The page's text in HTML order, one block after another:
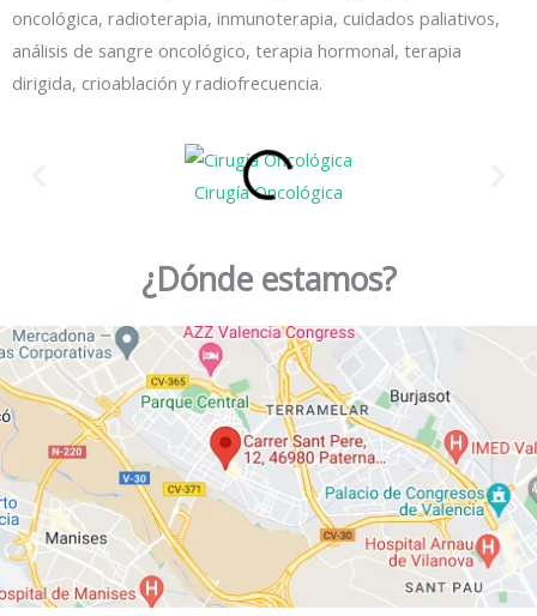
oncológica, radioterapia, inmunoterapia, cuidados paliativos,
análisis de sangre oncológico, terapia hormonal, terapia
dirigida, crioablación y radiofrecuencia.
Cirugía Oncológica
¿Dónde estamos?